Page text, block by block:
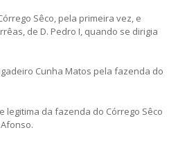
Sêco, pela primeira vez, e
de D. Pedro I, quando se dirigia
Cunha Matos pela fazenda do
legitima da fazenda do Córrego Sêco